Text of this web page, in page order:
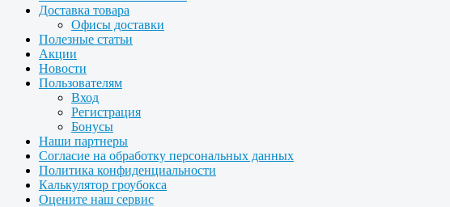
Доставка товара
Офисы доставки
Полезные статьи
Акции
Новости
Пользователям
Вход
Регистрация
Бонусы
Наши партнеры
Согласие на обработку персональных данных
Политика конфиденциальности
Калькулятор гроубокса
Оцените наш сервис